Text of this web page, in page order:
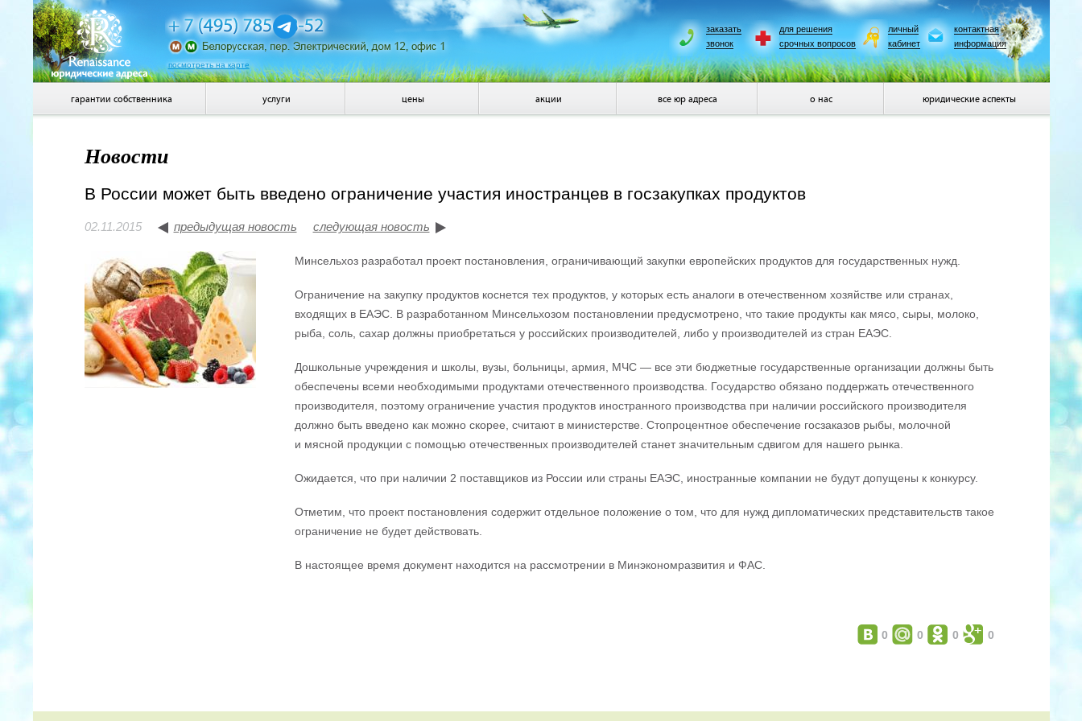
посмотреть на карте
заказать
звонок
для решения
срочных вопросов
личный
кабинет
контактная
информация
гарантии собственника услуги цены акции все юр адреса о нас юридические аспекты
Новости
В России может быть введено ограничение участия иностранцев в госзакупках продуктов
02.11.2015 предыдущая новость следующая новость
Минсельхоз разработал проект постановления, ограничивающий закупки европейских продуктов для государственных нужд.
Ограничение на закупку продуктов коснется тех продуктов, у которых есть аналоги в отечественном хозяйстве или странах,
входящих в ЕАЭС. В разработанном Минсельхозом постановлении предусмотрено, что такие продукты как мясо, сыры, молоко,
рыба, соль, сахар должны приобретаться у российских производителей, либо у производителей из стран ЕАЭС.
Дошкольные учреждения и школы, вузы, больницы, армия, МЧС — все эти бюджетные государственные организации должны быть
обеспечены всеми необходимыми продуктами отечественного производства. Государство обязано поддержать отечественного
производителя, поэтому ограничение участия продуктов иностранного производства при наличии российского производителя
должно быть введено как можно скорее, считают в министерстве. Стопроцентное обеспечение госзаказов рыбы, молочной
и мясной продукции с помощью отечественных производителей станет значительным сдвигом для нашего рынка.
Ожидается, что при наличии 2 поставщиков из России или страны ЕАЭС, иностранные компании не будут допущены к конкурсу.
Отметим, что проект постановления содержит отдельное положение о том, что для нужд дипломатических представительств такое
ограничение не будет действовать.
В настоящее время документ находится на рассмотрении в Минэкономразвития и ФАС.
0 0 0 0